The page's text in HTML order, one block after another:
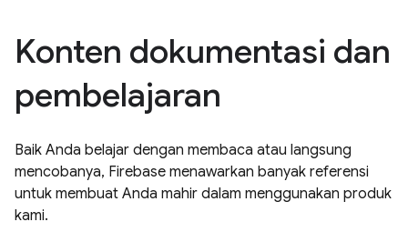
Konten dokumentasi dan
pembelajaran
Baik Anda belajar dengan membaca atau langsung
mencobanya, Firebase menawarkan banyak referensi
untuk membuat Anda mahir dalam menggunakan produk
kami.